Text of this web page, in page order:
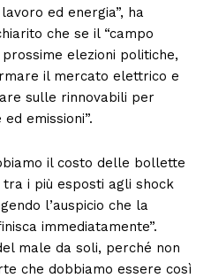
ed energia”, ha
che se il “campo
elezioni politiche,
il mercato elettrico e
sulle rinnovabili per
emissioni”.
il costo delle bollette
tra i più esposti agli shock
l’auspicio che la
immediatamente”.
male da soli, perché non
che dobbiamo essere così